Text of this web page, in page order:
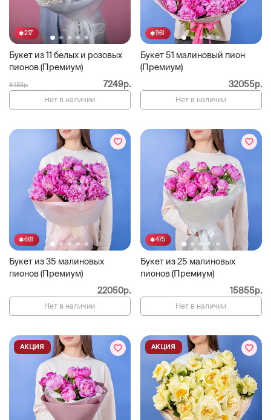
217
Букет из 11 белых и розовых
пионов (Премиум)
8 185р. 7249р.
Нет в наличии
961
Букет 51 малиновый пион
(Премиум)
32055р.
Нет в наличии
661
Букет из 35 малиновых
пионов (Премиум)
22050р.
Нет в наличии
475
Букет из 25 малиновых
пионов (Премиум)
15855р.
Нет в наличии
АКЦИЯ АКЦИЯ